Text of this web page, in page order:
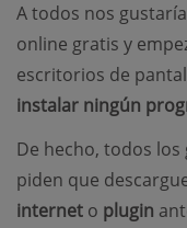
A todos nos
online gratis y
escritorios de
instalar ningún
De hecho, todos
piden que
internet o plugin